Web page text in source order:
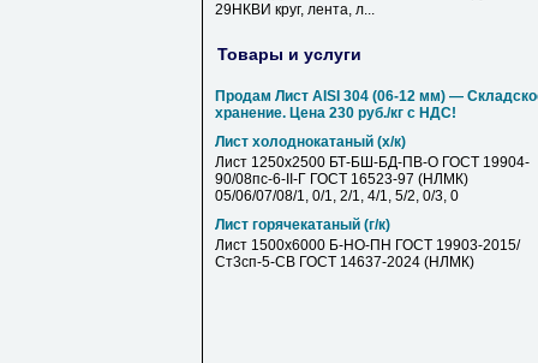
29НКВИ круг, лента, л...
Товары и услуги
Продам Лист AISI 304 (06-12 мм) —
хранение. Цена 230 руб./кг с НДС!
Лист холоднокатаный (х/к)
Лист 1250х2500 БТ-БШ-БД-ПВ-О ГОСТ 19904-
90/08пс-6-II-Г ГОСТ 16523-97 (НЛМК)
05/06/07/08/1, 0/1, 2/1, 4/1, 5/2, 0/3, 0
Лист горячекатаный (г/к)
Лист 1500х6000 Б-НО-ПН ГОСТ 19903-2015/
Ст3сп-5-СВ ГОСТ 14637-2024 (НЛМК)